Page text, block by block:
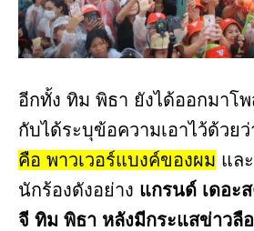
อีกทั้ง ทิม พิธา ยังได้ออกมาโ
กับได้ระบุข้อความเอาไว้ด้วยว่
คือ พาวเวอร์แบงค์ของผม แล
นักร้องดังอย่าง แกรนด์ เดอะ
จี ทิม พิธา หลังมีกระแสข่าวลื